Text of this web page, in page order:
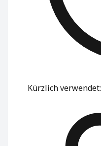
Kürzlich verwendet: